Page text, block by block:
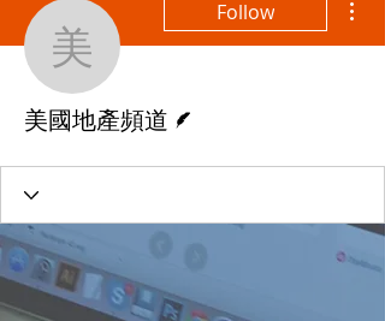
美國地產頻道
Follow
美國地產頻道